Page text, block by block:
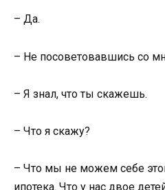
– Да.
– Не посоветовавшись со
– Я знал, что ты скажешь.
– Что я скажу?
– Что мы не можем себе
ипотека. Что у нас двое